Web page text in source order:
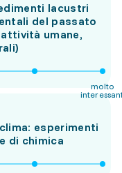
lacustri
del passato
umane,
molto
esperimenti
di chimica